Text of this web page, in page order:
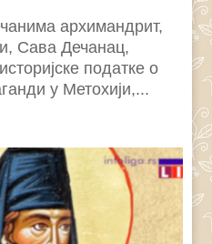
архимандрит,
Сава Дечанац,
податке о
у Метохији,...